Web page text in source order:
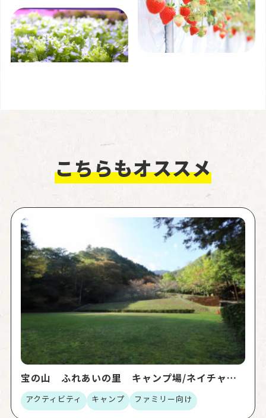
こちらもオススメ
宝の山 ふれあいの里 キャンプ場/ネイチャー
センター
アクティビティ キャンプ ファミリー向け